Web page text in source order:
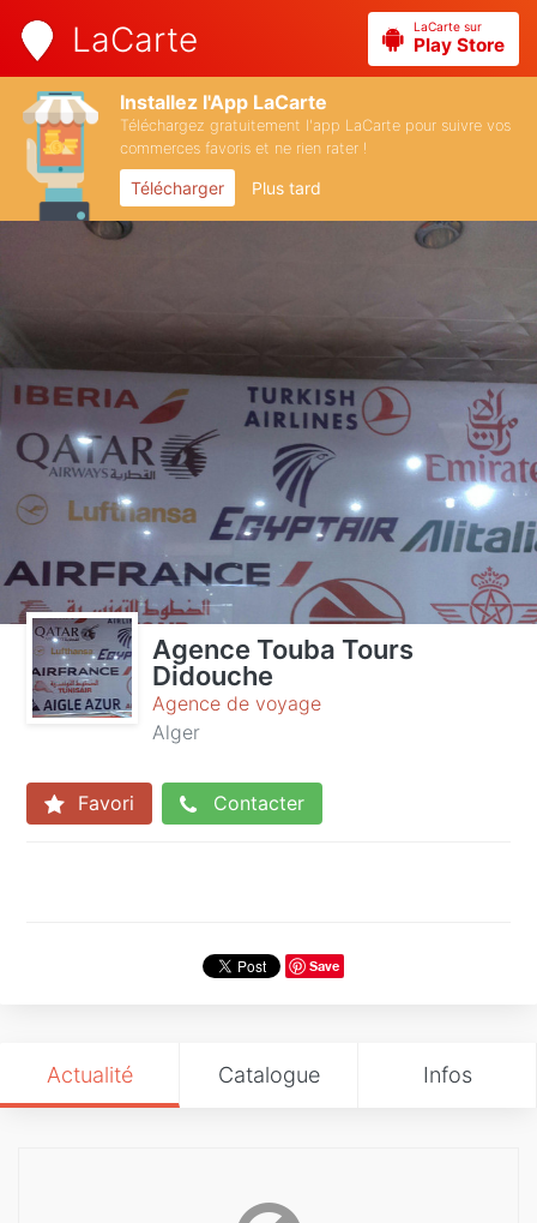
LaCarte LaCarte sur
Play Store
Installez l'App LaCarte
Téléchargez gratuitement l'app LaCarte pour suivre vos
commerces favoris et ne rien rater !
Télécharger Plus tard
Agence Touba Tours
Didouche
Agence de voyage
Alger
Favori Contacter
Save
Actualité Catalogue Infos